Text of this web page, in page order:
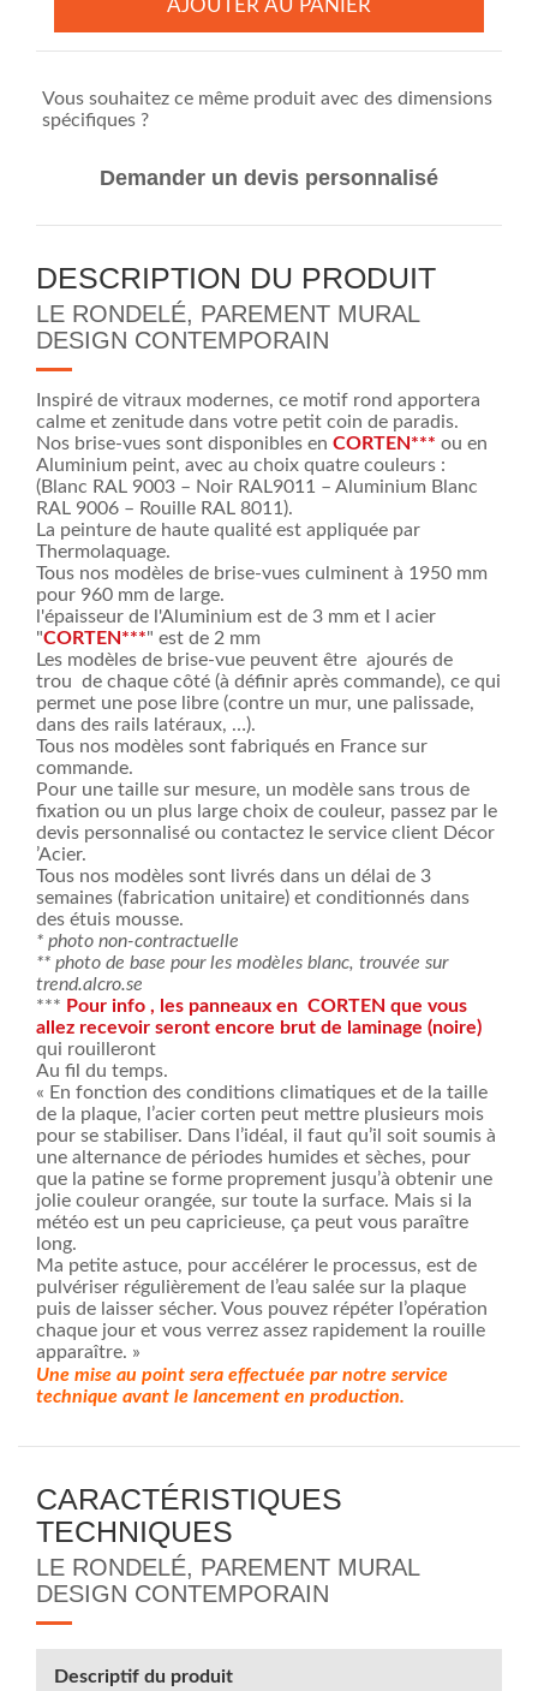
AJOUTER AU PANIER
Vous souhaitez ce même produit avec des dimensions
spécifiques ?
Demander un devis personnalisé
DESCRIPTION DU PRODUIT
LE RONDELÉ, PAREMENT MURAL
DESIGN CONTEMPORAIN
Inspiré de vitraux modernes, ce motif rond apportera
calme et zenitude dans votre petit coin de paradis.
Nos brise-vues sont disponibles en CORTEN*** ou en
Aluminium peint, avec au choix quatre couleurs :
(Blanc RAL 9003 – Noir RAL9011 – Aluminium Blanc
RAL 9006 – Rouille RAL 8011).
La peinture de haute qualité est appliquée par
Thermolaquage.
Tous nos modèles de brise-vues culminent à 1950 mm
pour 960 mm de large.
l'épaisseur de l'Aluminium est de 3 mm et l acier
"CORTEN***" est de 2 mm
Les modèles de brise-vue peuvent être ajourés de
trou de chaque côté (à définir après commande), ce qui
permet une pose libre (contre un mur, une palissade,
dans des rails latéraux, …).
Tous nos modèles sont fabriqués en France sur
commande.
Pour une taille sur mesure, un modèle sans trous de
fixation ou un plus large choix de couleur, passez par le
devis personnalisé ou contactez le service client Décor
’Acier.
Tous nos modèles sont livrés dans un délai de 3
semaines (fabrication unitaire) et conditionnés dans
des étuis mousse.
* photo non-contractuelle
** photo de base pour les modèles blanc, trouvée sur
trend.alcro.se
*** Pour info , les panneaux en CORTEN que vous
allez recevoir seront encore brut de laminage (noire)
qui rouilleront
Au fil du temps.
« En fonction des conditions climatiques et de la taille
de la plaque, l’acier corten peut mettre plusieurs mois
pour se stabiliser. Dans l’idéal, il faut qu’il soit soumis à
une alternance de périodes humides et sèches, pour
que la patine se forme proprement jusqu’à obtenir une
jolie couleur orangée, sur toute la surface. Mais si la
météo est un peu capricieuse, ça peut vous paraître
long.
Ma petite astuce, pour accélérer le processus, est de
pulvériser régulièrement de l’eau salée sur la plaque
puis de laisser sécher. Vous pouvez répéter l’opération
chaque jour et vous verrez assez rapidement la rouille
apparaître. »
Une mise au point sera effectuée par notre service
technique avant le lancement en production.
CARACTÉRISTIQUES
TECHNIQUES
LE RONDELÉ, PAREMENT MURAL
DESIGN CONTEMPORAIN
Descriptif du produit